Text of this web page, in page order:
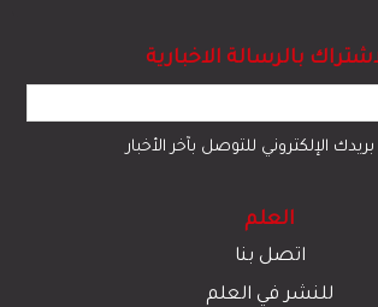
بالرسالة الاخبارية
الإلكتروني للتوصل بآخر الأخبار
العلم
اتصل بنا
للنشر في العلم